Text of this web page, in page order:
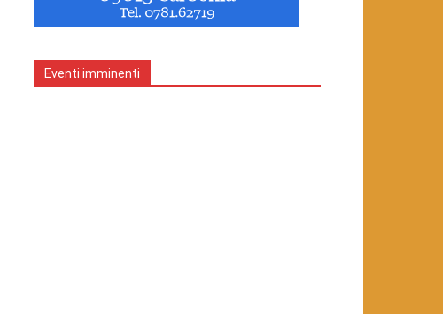
Eventi imminenti